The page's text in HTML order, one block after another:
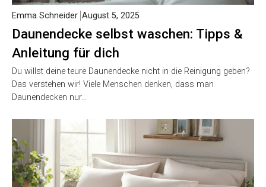
Daunendecke selbst waschen: Tipps &
Anleitung für dich
Emma Schneider August 5, 2025
Du willst deine teure Daunendecke nicht in die Reinigung geben?
Das verstehen wir! Viele Menschen denken, dass man
Daunendecken nur…